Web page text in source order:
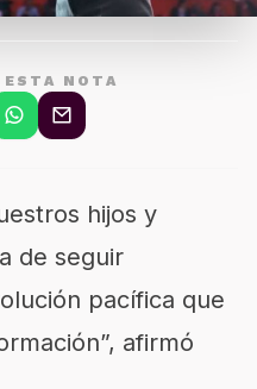
NOTA
hijos y
de seguir
pacífica que
afirmó